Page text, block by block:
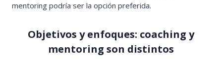
mentoring podría ser la opción preferida.
Objetivos y enfoques: coaching y
mentoring son distintos